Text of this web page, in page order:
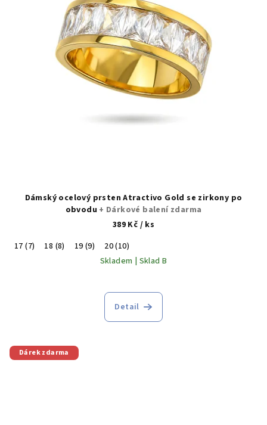
Dámský ocelový prsten Atractivo Gold se zirkony po
obvodu + Dárkové balení zdarma
389 Kč / ks
17 (7)
18 (8) 19 (9)
20 (10)
Skladem | Sklad B
Detail
Dárek zdarma